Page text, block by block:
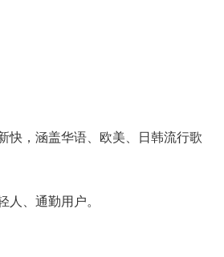
快，涵盖华语、欧美、日韩流行歌
人、通勤用户。